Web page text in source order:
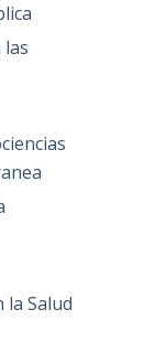
las
la Salud